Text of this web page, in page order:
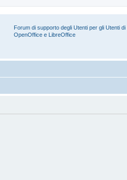
Forum di supporto degli Utenti per gli Utenti di
OpenOffice e LibreOffice